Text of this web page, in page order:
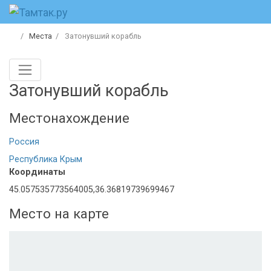
Места Затонувший корабль
Затонувший корабль
Местонахождение
Россия
Республика Крым
Координаты
45.057535773564005,36.36819739699467
Место на карте